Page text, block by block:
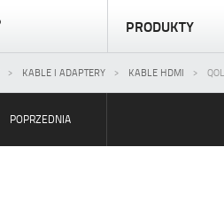
PRODUKTY
KABLE I ADAPTERY KABLE HDMI
POPRZEDNIA